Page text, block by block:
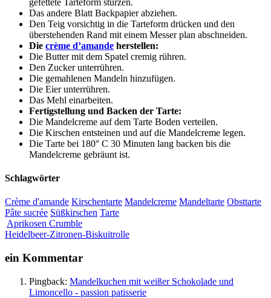
Das andere Blatt Backpapier abziehen.
Den Teig vorsichtig in die Tarteform drücken und den
überstehenden Rand mit einem Messer plan abschneiden.
Die crème d’amande herstellen:
Die Butter mit dem Spatel cremig rühren.
Den Zucker unterrühren.
Die gemahlenen Mandeln hinzufügen.
Die Eier unterrühren.
Das Mehl einarbeiten.
Fertigstellung und Backen der Tarte:
Die Mandelcreme auf dem Tarte Boden verteilen.
Die Kirschen entsteinen und auf die Mandelcreme legen.
Die Tarte bei 180° C 30 Minuten lang backen bis die
Mandelcreme gebräunt ist.
Schlagwörter
Crème d'amande Kirschentarte Mandelcreme Mandeltarte Obsttarte
Pâte sucrée Süßkirschen Tarte
Aprikosen Crumble
Heidelbeer-Zitronen-Biskuitrolle
ein Kommentar
Pingback: Mandelkuchen mit weißer Schokolade und
Limoncello - passion patisserie